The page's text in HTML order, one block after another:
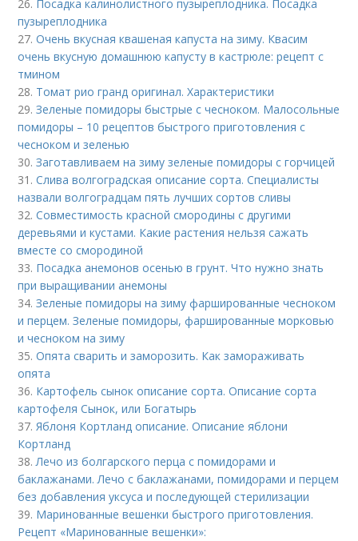
26. Посадка калинолистного пузыреплодника. Посадка
пузыреплодника
27.Очень вкусная квашеная капуста на зиму. Квасим
очень вкусную домашнюю капусту в кастрюле: рецепт с
тмином
28. Томат рио гранд оригинал. Характеристики
29.Зеленые помидоры быстрые с чесноком. Малосольные
помидоры – 10 рецептов быстрого приготовления с
чесноком и зеленью
30.Заготавливаем на зиму зеленые помидоры с горчицей
31.Слива волгоградская описание сорта. Специалисты
назвали волгоградцам пять лучших сортов сливы
32.Совместимость красной смородины с другими
деревьями и кустами. Какие растения нельзя сажать
вместе со смородиной
33. Посадка анемонов осенью в грунт. Что нужно знать
при выращивании анемоны
34.Зеленые помидоры на зиму фаршированные чесноком
и перцем. Зеленые помидоры, фаршированные морковью
и чесноком на зиму
35.Опята сварить и заморозить. Как замораживать
опята
36. Картофель сынок описание сорта. Описание сорта
картофеля Сынок, или Богатырь
37.Яблоня Кортланд описание. Описание яблони
Кортланд
38.Лечо из болгарского перца с помидорами и
баклажанами. Лечо с баклажанами, помидорами и перцем
без добавления уксуса и последующей стерилизации
39. Маринованные вешенки быстрого приготовления.
Рецепт «Маринованные вешенки»: